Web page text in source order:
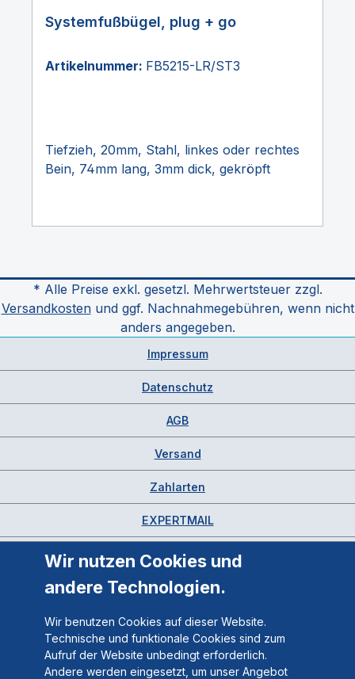
Systemfußbügel, plug + go
Artikelnummer: FB5215-LR/ST3
Tiefzieh, 20mm, Stahl, linkes oder rechtes
Bein, 74mm lang, 3mm dick, gekröpft
* Alle Preise exkl. gesetzl. Mehrwertsteuer zzgl.
Versandkostenund ggf. Nachnahmegebühren, wenn nicht
anders angegeben.
Impressum
Datenschutz
AGB
Versand
Zahlarten
EXPERTMAIL
Wir nutzen Cookies und
andere Technologien.
Wir benutzen Cookies auf dieser Website.
Technische und funktionale Cookies sind zum
Aufruf der Website unbedingt erforderlich.
Andere werden eingesetzt, um unser Angebot